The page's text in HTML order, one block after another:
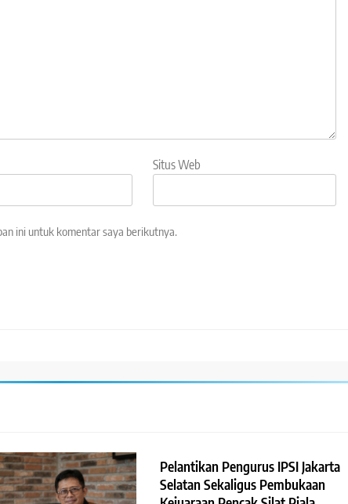
Situs Web
ini untuk komentar saya berikutnya.
Pelantikan Pengurus IPSI Jakarta
Selatan Sekaligus Pembukaan